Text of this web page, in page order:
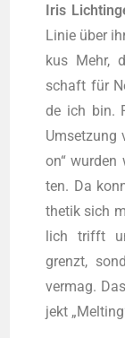
Iris
Linie über
kus Mehr,
schaft für
de ich bin.
Umset­zung
on“
ten. Da
the­tik sich
lich trifft
grenzt,
ver­mag.
jekt